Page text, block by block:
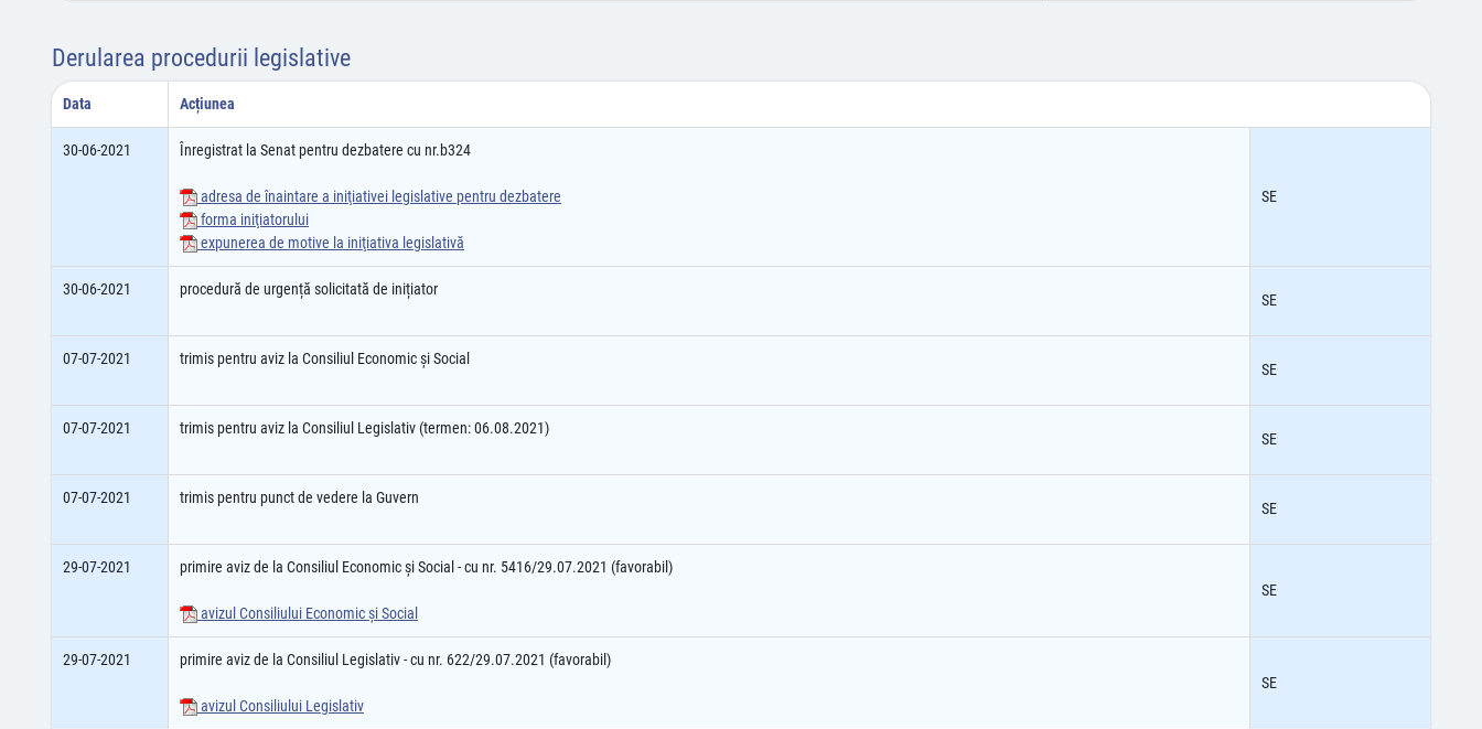
Derularea procedurii legislative
Data Acțiunea
30-06-2021 Înregistrat la Senat pentru dezbatere cu nr.b324
adresa de înaintare a iniţiativei legislative pentru dezbatere
forma iniţiatorului
expunerea de motive la iniţiativa legislativă
SE
30-06-2021 procedură de urgență solicitată de inițiator
SE
07-07-2021 trimis pentru aviz la Consiliul Economic şi Social
SE
07-07-2021 trimis pentru aviz la Consiliul Legislativ (termen: 06.08.2021)
SE
07-07-2021 trimis pentru punct de vedere la Guvern
SE
29-07-2021 primire aviz de la Consiliul Economic şi Social - cu nr. 5416/29.07.2021 (favorabil)
avizul Consiliului Economic şi Social
SE
29-07-2021 primire aviz de la Consiliul Legislativ - cu nr. 622/29.07.2021 (favorabil)
avizul Consiliului Legislativ
SE